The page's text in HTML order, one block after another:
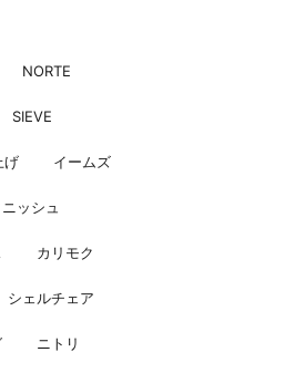
NORTE
SIEVE
げ イームズ
ッシュ
カリモク
シェルチェア
ニトリ